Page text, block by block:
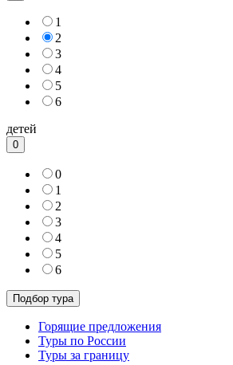
1
2
3
4
5
6
детей
0
0
1
2
3
4
5
6
Горящие предложения
Туры по России
Туры за границу